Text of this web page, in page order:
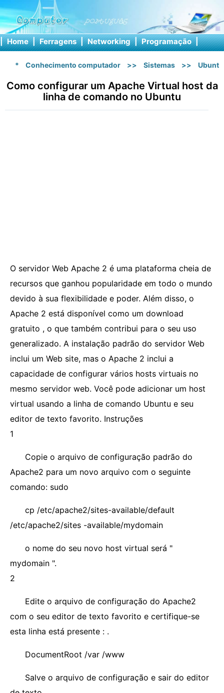
| Home | Ferragens | Networking | Programação |
* Conhecimento computador >> Sistemas >> Ubuntu
Como configurar um Apache Virtual host da
linha de comando no Ubuntu
O servidor Web Apache 2 é uma plataforma cheia de
recursos que ganhou popularidade em todo o mundo
devido à sua flexibilidade e poder. Além disso, o
Apache 2 está disponível como um download
gratuito , o que também contribui para o seu uso
generalizado. A instalação padrão do servidor Web
inclui um Web site, mas o Apache 2 inclui a
capacidade de configurar vários hosts virtuais no
mesmo servidor web. Você pode adicionar um host
virtual usando a linha de comando Ubuntu e seu
editor de texto favorito. Instruções
1
Copie o arquivo de configuração padrão do
Apache2 para um novo arquivo com o seguinte
comando: sudo
cp /etc/apache2/sites-available/default
/etc/apache2/sites -available/mydomain
o nome do seu novo host virtual será "
mydomain ".
2
Edite o arquivo de configuração do Apache2
com o seu editor de texto favorito e certifique-se
esta linha está presente : .
DocumentRoot /var /www
Salve o arquivo de configuração e sair do editor